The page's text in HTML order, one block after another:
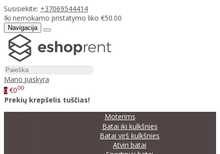
Susisiekite: +37069544414
Iki nemokamo pristatymo liko €50.00
Navigacija
Mano paskyra
0 €000
Prekių krepšelis tuščias!
Moterims
Batai iki kulkšnies
Batai virš kulkšnies
Atviri batai